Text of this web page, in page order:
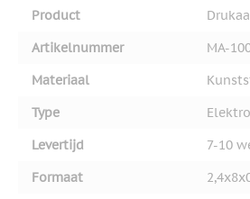
Product
Artikelnummer
MA-
Materiaal
Type
Levertijd
7-10
Formaat